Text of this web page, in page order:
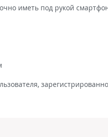
иметь под рукой